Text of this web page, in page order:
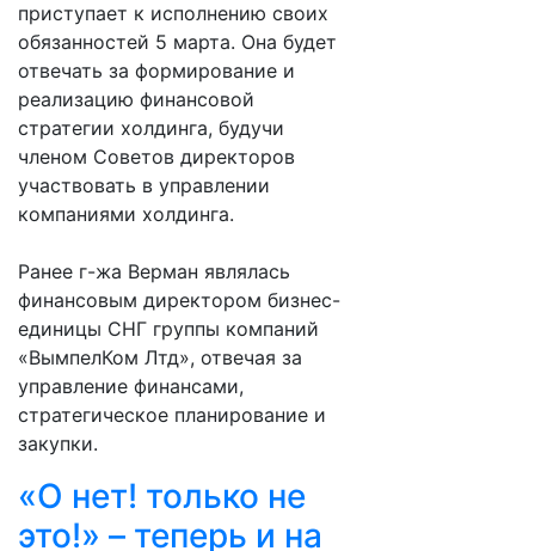
приступает к исполнению своих
обязанностей 5 марта. Она будет
отвечать за формирование и
реализацию финансовой
стратегии холдинга, будучи
членом Советов директоров
участвовать в управлении
компаниями холдинга.
Ранее г-жа Верман являлась
финансовым директором бизнес-
единицы СНГ группы компаний
«ВымпелКом Лтд», отвечая за
управление финансами,
стратегическое планирование и
закупки.
«О нет! только не
это!» – теперь и на